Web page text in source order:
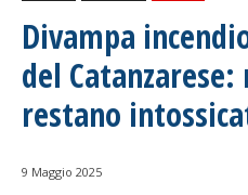
Divampa
del
restano
9 Maggio 2025